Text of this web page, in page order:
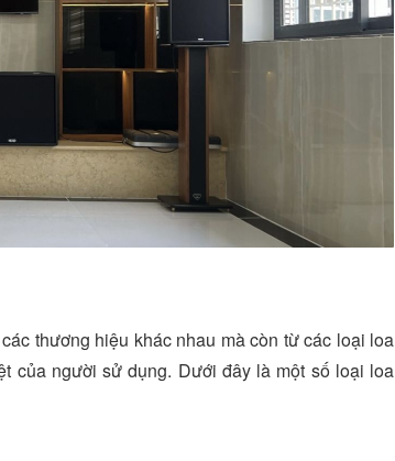
thương hiệu khác nhau mà còn từ các loại loa
của người sử dụng. Dưới đây là một số loại loa